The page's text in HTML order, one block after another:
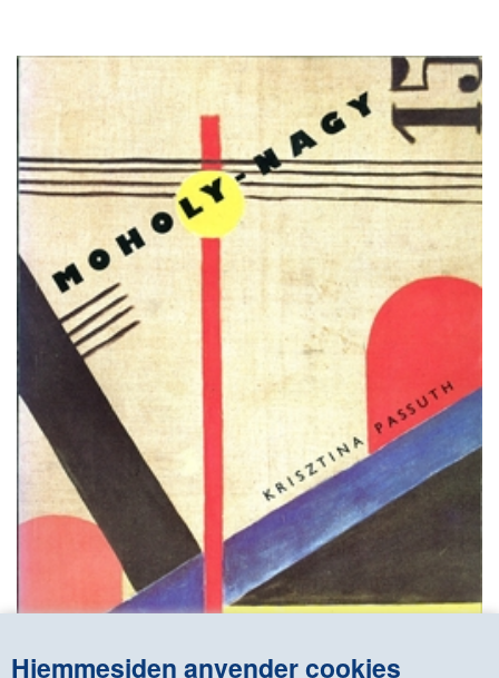
Hjemmesiden anvender cookies
UDSTILLINGER
NYHEDER OM BOGGALLERIET
KONTAKT & ÅBNINSTIDER NYHEDSBREV
UDVIDET SØGNING Salgsbetingelser